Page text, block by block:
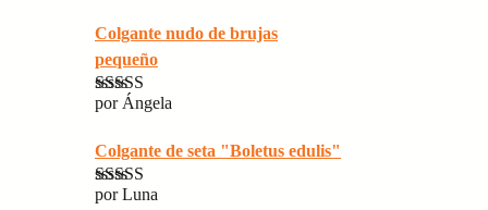
Colgante nudo de brujas
pequeño
Valorado con
por Ángela
Colgante de seta "Boletus edulis"
Valorado con
por Luna